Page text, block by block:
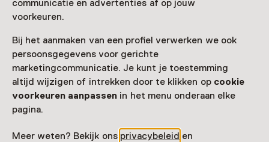
communicatie en advertenties af op jouw
voorkeuren.
Bij het aanmaken van een profiel verwerken we ook
persoonsgegevens voor gerichte
marketingcommunicatie. Je kunt je toestemming
altijd wijzigen of intrekken door te klikken op cookie
voorkeuren aanpassen in het menu onderaan elke
pagina.
Meer weten? Bekijk ons privacybeleid en